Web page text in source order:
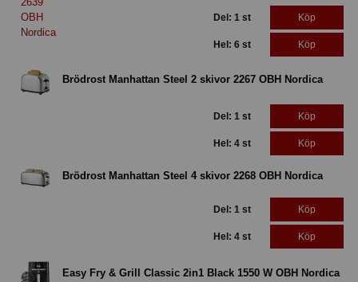
Del: 1 st Köp
Hel: 6 st Köp
Brödrost Manhattan Steel 2 skivor 2267 OBH Nordica
Del: 1 st Köp
Hel: 4 st Köp
Brödrost Manhattan Steel 4 skivor 2268 OBH Nordica
Del: 1 st Köp
Hel: 4 st Köp
Easy Fry & Grill Classic 2in1 Black 1550 W OBH Nordica